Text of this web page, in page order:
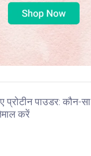
पाउडर: कौन-सा
करें